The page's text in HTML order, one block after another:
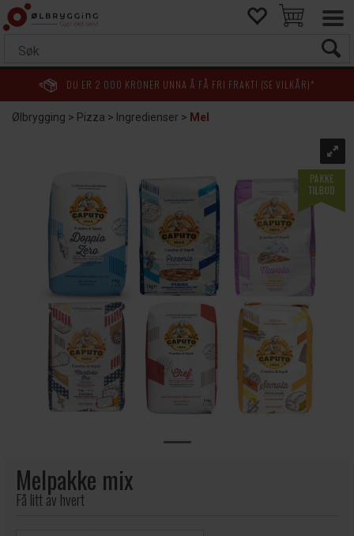
DU ER 2 000 KRONER UNNA Å FÅ FRI FRAKT! (SE VILKÅR)*
Ølbrygging>Pizza> Ingredienser> Mel
Melpakke mix
Få litt av hvert